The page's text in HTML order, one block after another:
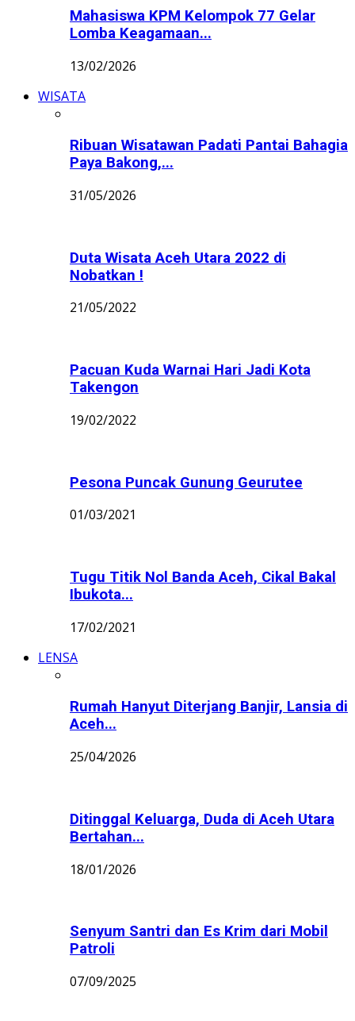
Mahasiswa KPM Kelompok 77 Gelar
Lomba Keagamaan...
13/02/2026
WISATA
Ribuan Wisatawan Padati Pantai Bahagia
Paya Bakong,...
31/05/2026
Duta Wisata Aceh Utara 2022 di
Nobatkan !
21/05/2022
Pacuan Kuda Warnai Hari Jadi Kota
Takengon
19/02/2022
Pesona Puncak Gunung Geurutee
01/03/2021
Tugu Titik Nol Banda Aceh, Cikal Bakal
Ibukota...
17/02/2021
LENSA
Rumah Hanyut Diterjang Banjir, Lansia di
Aceh...
25/04/2026
Ditinggal Keluarga, Duda di Aceh Utara
Bertahan...
18/01/2026
Senyum Santri dan Es Krim dari Mobil
Patroli
07/09/2025